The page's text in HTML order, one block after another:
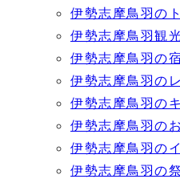
伊勢志摩鳥羽の
伊勢志摩鳥羽観
伊勢志摩鳥羽の
伊勢志摩鳥羽の
伊勢志摩鳥羽の
伊勢志摩鳥羽の
伊勢志摩鳥羽の
伊勢志摩鳥羽の